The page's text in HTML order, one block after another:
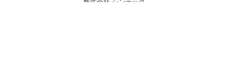
株式会社 シンテック